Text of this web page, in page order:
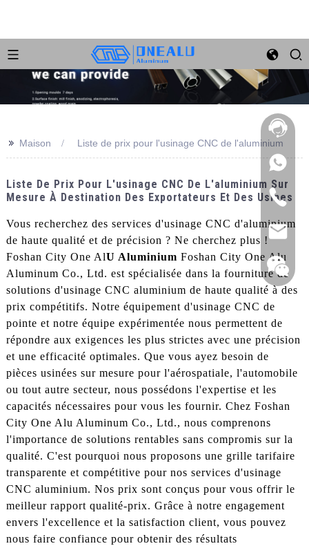
>> Maison Liste de prix pour l'usinage CNC de l'aluminium
Liste De Prix Pour L'usinage CNC De L'aluminium Sur
Mesure À Destination Des Exportateurs Et Des Usines
Vous recherchez des services d'usinage CNC d'aluminium
de haute qualité et de précision ? Ne cherchez plus !
Foshan City One AlU Aluminium Foshan City One Alu
Aluminum Co., Ltd. est spécialisée dans la fourniture de
solutions d'usinage CNC aluminium de haute qualité à des
prix compétitifs. Notre équipement d'usinage CNC de
pointe et notre équipe expérimentée nous permettent de
répondre aux exigences les plus strictes avec une précision
et une efficacité optimales. Que vous ayez besoin de
pièces usinées sur mesure pour l'aérospatiale, l'automobile
ou tout autre secteur, nous possédons l'expertise et les
capacités nécessaires pour vous les fournir. Chez Foshan
City One Alu Aluminum Co., Ltd., nous comprenons
l'importance de solutions rentables sans compromis sur la
qualité. C'est pourquoi nous proposons une grille tarifaire
transparente et compétitive pour nos services d'usinage
CNC aluminium. Nos prix sont conçus pour vous offrir le
meilleur rapport qualité-prix. Grâce à notre engagement
envers l'excellence et la satisfaction client, vous pouvez
nous faire confiance pour obtenir des résultats